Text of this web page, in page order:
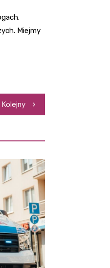
Miejmy
Kolejny